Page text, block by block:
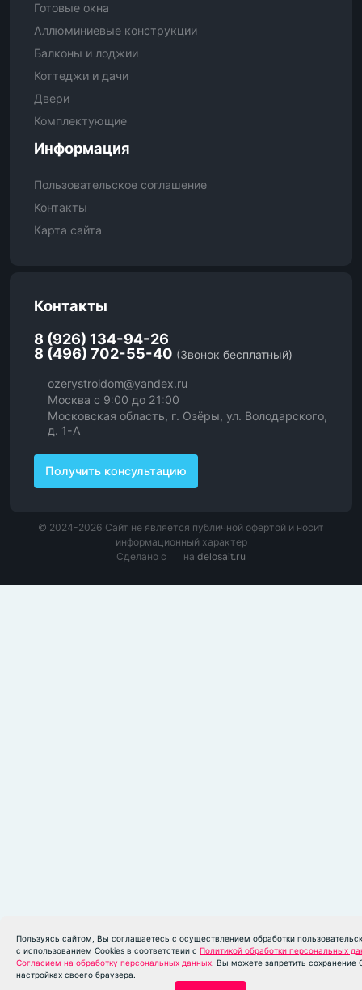
Готовые окна
Аллюминиевые конструкции
Балконы и лоджии
Коттеджи и дачи
Двери
Комплектующие
Информация
Пользовательское соглашение
Контакты
Карта сайта
Контакты
8 (926) 134-94-26
8 (496) 702-55-40 (Звонок бесплатный)
ozerystroidom@yandex.ru
Москва с 9:00 до 21:00
Московская область, г. Озёры, ул. Володарского,
д. 1-А
Получить консультацию
© 2024-2026 Сайт не является публичной офертой и носит
информационный характер
Сделано с
на delosait.ru
Пользуясь сайтом, Вы соглашаетесь с осуществлением обработки
с использованием Cookies в соответствии с Политикой обработки персональных
Согласием на обработку персональных данных. Вы можете запретить сохранение
настройках своего браузера.